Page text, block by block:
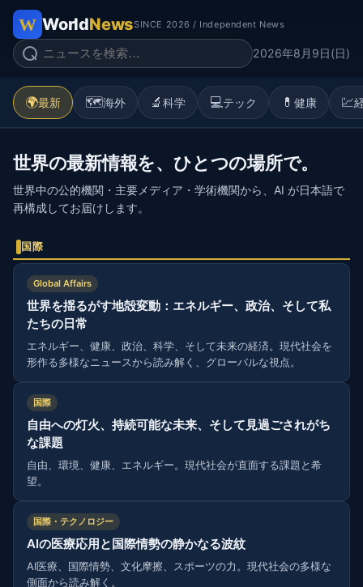
WorldNewsSINCE 2026 / Independent News
2026年8月9日(日)
🌍最新 🗺️海外 🔬 科学 💻テック 💊 健康 💹
世界の最新情報を、ひとつの場所で。
世界中の公的機関・主要メディア・学術機関から、AI が日本語で
再構成してお届けします。
国際
Global Affairs
世界を揺るがす地殻変動：エネルギー、政治、そして私
たちの日常
エネルギー、健康、政治、科学、そして未来の経済。現代社会を
形作る多様なニュースから読み解く、グローバルな視点。
国際
自由への灯火、持続可能な未来、そして見過ごされがち
な課題
自由、環境、健康、エネルギー。現代社会が直面する課題と希
望。
国際・テクノロジー
AIの医療応用と国際情勢の静かなる波紋
AI医療、国際情勢、文化摩擦、スポーツの力。現代社会の多様な
側面から読み解く。